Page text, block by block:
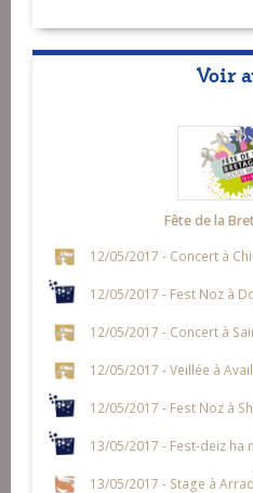
Voir
Fête de la
12/05/2017 - Concert à
12/05/2017 - Fest Noz à
12/05/2017 - Concert à
12/05/2017 - Veillée à
12/05/2017 - Fest Noz à
13/05/2017 - Fest-deiz ha
13/05/2017 - Stage à